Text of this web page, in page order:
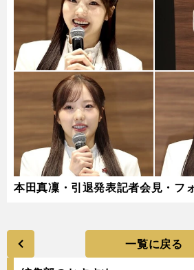
本田真凜・引退発表記者会見・フ
一覧に戻る